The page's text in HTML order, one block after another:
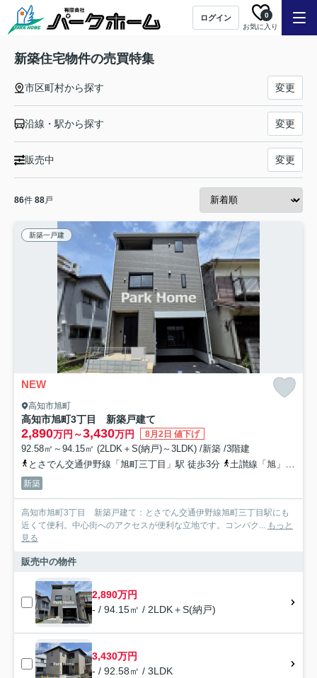
ログイン
お気に入り
0
新築住宅物件の売買特集
市区町村から探す 変更
沿線・駅から探す 変更
販売中 変更
86件 88戸
新築一戸建
NEW
高知市旭町
高知市旭町3丁目 新築戸建て
2,890万円～3,430万円 8月2日 値下げ
92.58㎡～94.15㎡ (2LDK＋S(納戸)～3LDK) /新築 /3階建
とさでん交通伊野線「旭町三丁目」駅 徒歩3分
土讃線「旭」駅 徒歩7分
新築
高知市旭町3丁目 新築戸建て：とさでん交通伊野線旭町三丁目駅にも
近くて便利。中心街へのアクセスが便利な立地です。コンパク... もっと
見る
販売中の物件
2,890万円
- / 94.15㎡ / 2LDK＋S(納戸)
3,430万円
- / 92.58㎡ / 3LDK